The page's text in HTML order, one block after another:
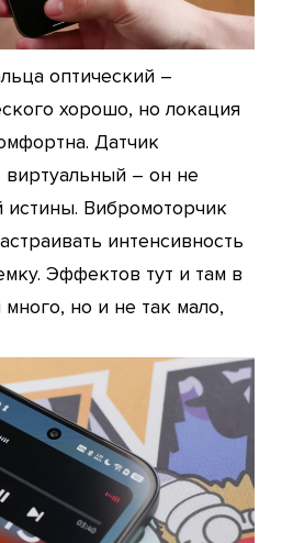
оптический –
хорошо, но локация
Датчик
– он не
истины. Вибромоторчик
интенсивность
Эффектов тут и там в
но и не так мало,